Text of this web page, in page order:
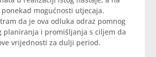
mogućnosti utjecaja.
da je ova odluka odraz pomnog
planiranja i promišljanja s ciljem da
vrijednosti za dulji period.